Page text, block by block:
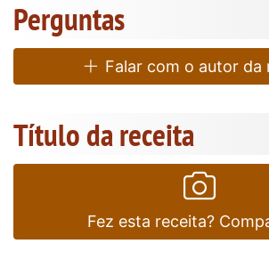
Perguntas
Falar com o autor da
Título da receita
Fez esta receita?